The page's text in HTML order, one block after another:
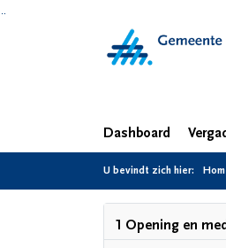
Dashboard
U bevindt zich hier:
1 Opening en